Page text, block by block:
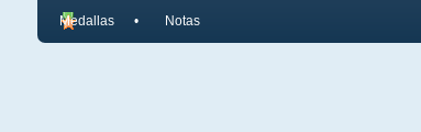
Medallas Notas